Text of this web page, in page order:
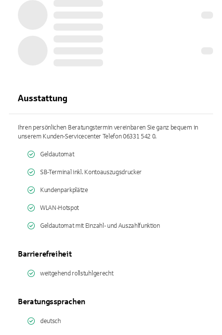
Ausstattung
Ihren persönlichen Beratungstermin vereinbaren Sie ganz bequem in
unserem Kunden-Servicecenter Telefon 06331 542 0.
Geldautomat
SB-Terminal inkl. Kontoauszugsdrucker
Kundenparkplätze
WLAN-Hotspot
Geldautomat mit Einzahl- und Auszahlfunktion
Barrierefreiheit
weitgehend rollstuhlgerecht
Beratungssprachen
deutsch